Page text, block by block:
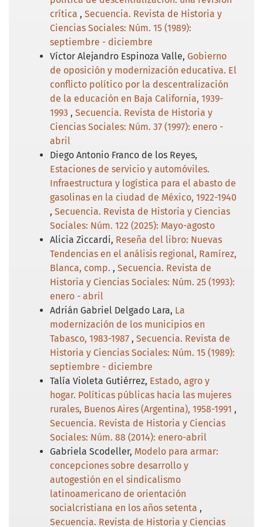
crítica , Secuencia. Revista de Historia y
Ciencias Sociales: Núm. 15 (1989):
septiembre - diciembre
Víctor Alejandro Espinoza Valle, Gobierno
de oposición y modernización educativa. El
conflicto político por la descentralización
de la educación en Baja California, 1939-
1993 , Secuencia. Revista de Historia y
Ciencias Sociales: Núm. 37 (1997): enero -
abril
Diego Antonio Franco de los Reyes,
Estaciones de servicio y automóviles.
Infraestructura y logística para el abasto de
gasolinas en la ciudad de México, 1922-1940
, Secuencia. Revista de Historia y Ciencias
Sociales: Núm. 122 (2025): Mayo-agosto
Alicia Ziccardi, Reseña del libro: Nuevas
Tendencias en el análisis regional, Ramírez,
Blanca, comp. , Secuencia. Revista de
Historia y Ciencias Sociales: Núm. 25 (1993):
enero - abril
Adrián Gabriel Delgado Lara, La
modernización de los municipios en
Tabasco, 1983-1987 , Secuencia. Revista de
Historia y Ciencias Sociales: Núm. 15 (1989):
septiembre - diciembre
Talía Violeta Gutiérrez, Estado, agro y
hogar. Políticas públicas hacia las mujeres
rurales, Buenos Aires (Argentina), 1958-1991 ,
Secuencia. Revista de Historia y Ciencias
Sociales: Núm. 88 (2014): enero-abril
Gabriela Scodeller, Modelo para armar:
concepciones sobre desarrollo y
autogestión en el sindicalismo
latinoamericano de orientación
socialcristiana en los años setenta ,
Secuencia. Revista de Historia y Ciencias